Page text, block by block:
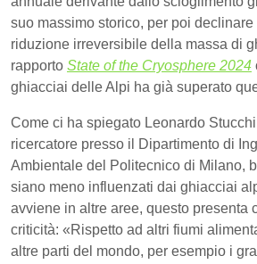
suo massimo storico, per poi
riduzione irreversibile della massa di
rapporto State of the Cryosphere 2024
ghiacciai delle Alpi ha già superato
Come ci ha spiegato Leonardo
ricercatore presso il Dipartimento di
Ambientale del Politecnico di Milano,
siano meno influenzati dai ghiacciai
avviene in altre aree, questo presenta
criticità: «Rispetto ad altri fiumi
altre parti del mondo, per esempio i